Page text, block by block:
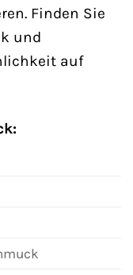
Finden Sie
und
auf